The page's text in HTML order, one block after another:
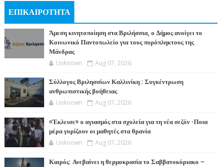
ΕΠΙΚΑΙΡΟΤΗΤΑ
Άμεση κινητοποίηση στα Βριλήσσια, ο Δήμος ανοίγει το
Κοινωνικό Παντοπωλείο για τους πυρόπληκτους της
Μάνδρας
Unknown Aug 07, 2026
Σύλλογος Βριλησσίων Καλλινίκη : Συγκέντρωση
ανθρωπιστικής βοήθειας
Unknown Aug 07, 2026
«Έκλεισε» ο αγιασμός στα σχολεία για τη νέα σεζόν -Ποια
μέρα γυρίζουν οι μαθητές στα θρανία
Unknown Aug 07, 2026
Καιρός: Ανεβαίνει η θερμοκρασία το Σαββατοκύριακο –